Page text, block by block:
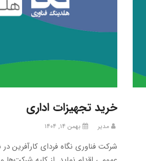
خرید تجهیزات اداری
مدیر بهمن ۱۴, ۱۴۰۴
شرکت فناوری نگاه فردای کارآفرین